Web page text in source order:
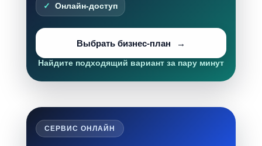
Онлайн-доступ
Выбрать бизнес-план
Найдите подходящий вариант за пару минут
СЕРВИС ОНЛАЙН